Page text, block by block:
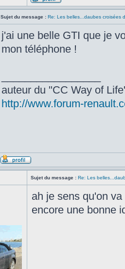
Sujet du message : Re: Les belles...daubes croisées
j'ai une belle GTI que je
mon téléphone !
auteur du "CC Way of
http://www.forum-
Sujet du message : Re: Les
ah je sens qu'on
encore une bonne